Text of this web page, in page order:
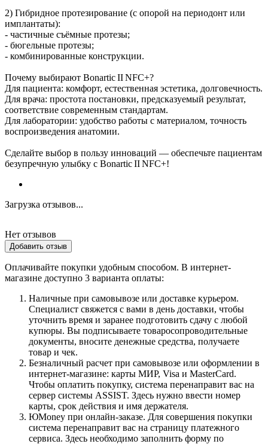
2) Гибридное протезирование (с опорой на периодонт или
имплантаты):
- частичные съёмные протезы;
- бюгельные протезы;
- комбинированные конструкции.
Почему выбирают Bonartic II NFC+?
Для пациента: комфорт, естественная эстетика, долговечность.
Для врача: простота постановки, предсказуемый результат,
соответствие современным стандартам.
Для лаборатории: удобство работы с материалом, точность
воспроизведения анатомии.
Сделайте выбор в пользу инноваций — обеспечьте пациентам
безупречную улыбку с Bonartic II NFC+!
Загрузка отзывов...
Нет отзывов
Добавить отзыв
Оплачивайте покупки удобным способом. В интернет-
магазине доступно 3 варианта оплаты:
Наличные при самовывозе или доставке курьером.
Специалист свяжется с вами в день доставки, чтобы
уточнить время и заранее подготовить сдачу с любой
купюры. Вы подписываете товаросопроводительные
документы, вносите денежные средства, получаете
товар и чек.
Безналичный расчет при самовывозе или оформлении в
интернет-магазине: карты МИР, Visa и MasterCard.
Чтобы оплатить покупку, система перенаправит вас на
сервер системы ASSIST. Здесь нужно ввести номер
карты, срок действия и имя держателя.
ЮMoney при онлайн-заказе. Для совершения покупки
система перенаправит вас на страницу платежного
сервиса. Здесь необходимо заполнить форму по